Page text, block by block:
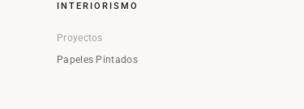
INTERIORISMO
Proyectos
Papeles Pintados